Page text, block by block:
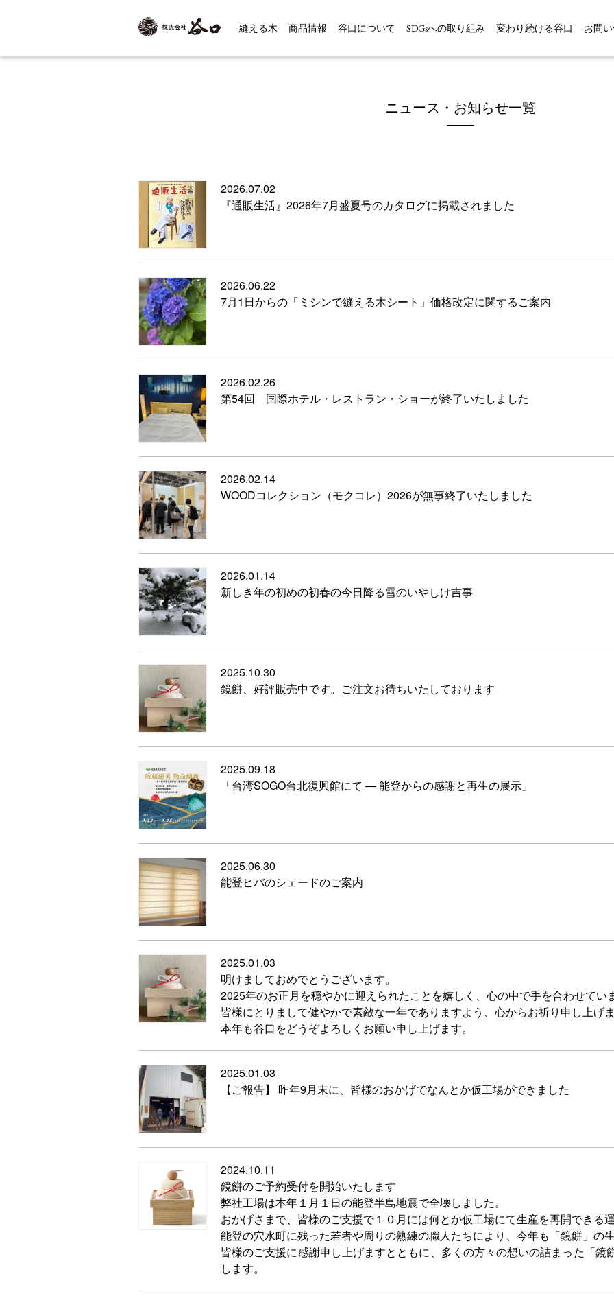
縫える木 商品情報 谷口について SDGsへの取り組み 変わり続ける谷口 お問
ニュース・お知らせ一覧
2026.07.02
『通販生活』2026年7月盛夏号のカタログに掲載されました
2026.06.22
7月1日からの「ミシンで縫える木シート」価格改定に関するご案内
2026.02.26
第54回 国際ホテル・レストラン・ショーが終了いたしました
2026.02.14
WOODコレクション（モクコレ）2026が無事終了いたしました
2026.01.14
新しき年の初めの初春の今日降る雪のいやしけ吉事
2025.10.30
鏡餅、好評販売中です。ご注文お待ちいたしております
2025.09.18
「台湾SOGO台北復興館にて ― 能登からの感謝と再生の展示」
2025.06.30
能登ヒバのシェードのご案内
2025.01.03
明けましておめでとうございます。
2025年のお正月を穏やかに迎えられたことを嬉しく、心の中で手を合わせていま
皆様にとりまして健やかで素敵な一年でありますよう、心からお祈り申し上げま
本年も谷口をどうぞよろしくお願い申し上げます。
2025.01.03
【ご報告】 昨年9月末に、皆様のおかげでなんとか仮工場ができました
2024.10.11
鏡餅のご予約受付を開始いたします
弊社工場は本年１月１日の能登半島地震で全壊しました。
おかげさまで、皆様のご支援で１０月には何とか仮工場にて生産を再開できる運
能登の穴水町に残った若者や周りの熟練の職人たちにより、今年も「鏡餅」の生
皆様のご支援に感謝申し上げますとともに、多くの方々の想いの詰まった「鏡
します。